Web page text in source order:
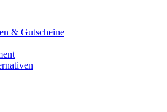
& Gutscheine